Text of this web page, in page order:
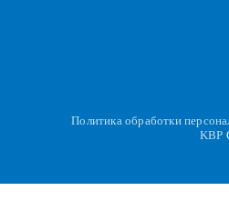
Политика обработки
KBP